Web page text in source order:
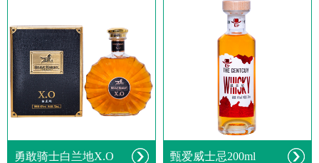
勇敢骑士白兰地X.O 甄爱威士忌200ml